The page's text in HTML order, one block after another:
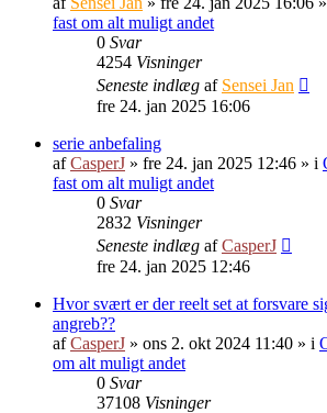
fast om alt muligt andet
0 Svar
4254 Visninger
Seneste indlæg af Sensei Jan
fre 24. jan 2025 16:06
serie anbefaling
afCasperJ » fre 24. jan 2025 12:46 » i
fast om alt muligt andet
0 Svar
2832 Visninger
Seneste indlæg afCasperJ
fre 24. jan 2025 12:46
Hvor svært er der reelt set at forsvare
angreb??
afCasperJ » ons 2. okt 2024 11:40 » i
om alt muligt andet
0 Svar
37108 Visninger